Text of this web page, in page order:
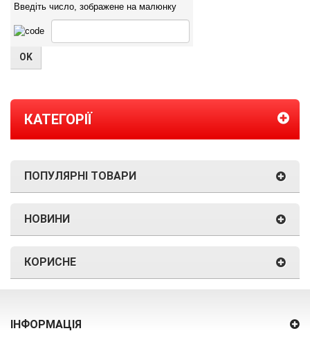
Введіть число, зображене на малюнку
КАТЕГОРІЇ
ПОПУЛЯРНІ ТОВАРИ
НОВИНИ
КОРИСНЕ
ІНФОРМАЦІЯ